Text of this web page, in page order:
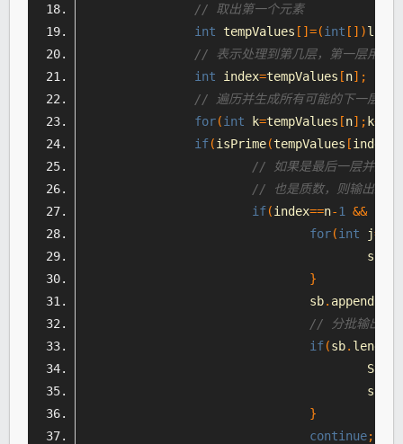
// 取出第一个元素
int tempValues []=(int [])list
// 表示处理到第几层，第一层用0表
int index=tempValues [n];
// 遍历并生成所有可能的下一层节
for(int k=tempValues [n];k<
if(isPrime(tempValues [index
// 如果是最后一层并且，
// 也是质数，则输出结果
if(index==n-1 &&
for(int j=
					sb
}
				sb
. append
// 分批输出
if(sb. length
					sb
}
continue;